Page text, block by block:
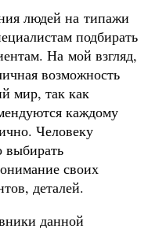
людей на типажи
подбирать
На мой взгляд,
возможность
мир, так как
каждому
Человеку
выбирать
своих
деталей.
данной